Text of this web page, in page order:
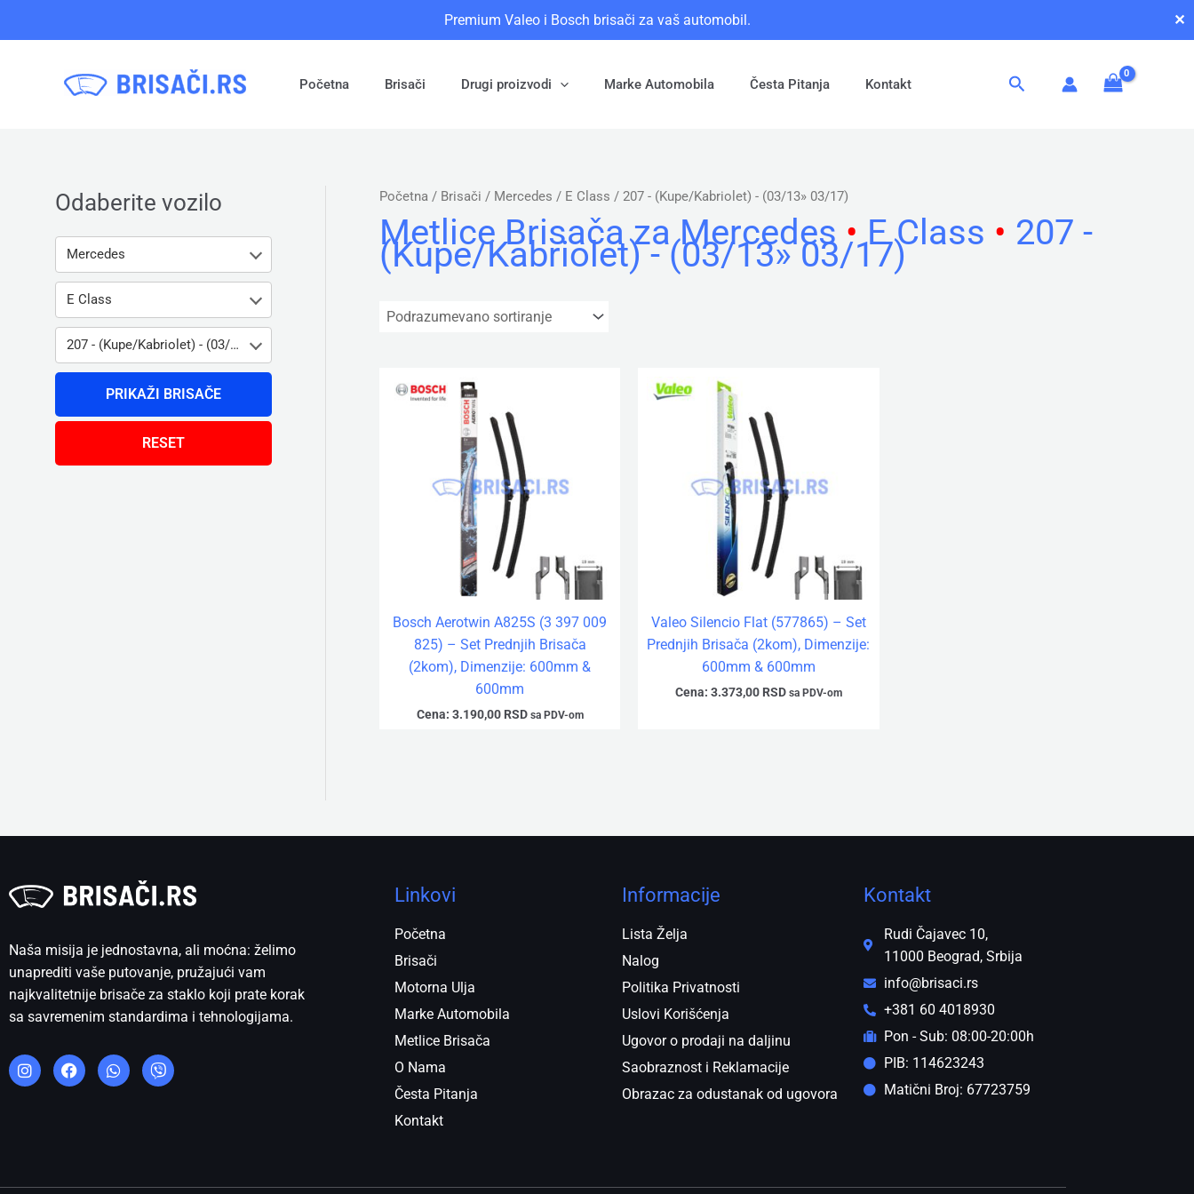
Premium Valeo i Bosch brisači za vaš automobil. ✕
Početna Brisači Drugi proizvodi Marke Automobila Česta Pitanja Kontakt Pretraga
Odaberite vozilo
Mercedes
E Class
207 - (Kupe/Kabriolet) - (03/13» 03/17)
Početna / Brisači / Mercedes / E Class / 207 - (Kupe/Kabriolet) - (03/13» 03/17)
Metlice Brisača zaMercedes •E Class • 207 -
(Kupe/Kabriolet) - (03/13» 03/17)
Bosch Aerotwin A825S (3 397 009
825) – Set Prednjih Brisača
(2kom), Dimenzije: 600mm &
600mm
Cena: 3.190,00 RSD sa PDV-om
Valeo Silencio Flat (577865) – Set
Prednjih Brisača (2kom), Dimenzije:
600mm & 600mm
Cena: 3.373,00 RSD sa PDV-om
Naša misija je jednostavna, ali moćna: želimo
unaprediti vaše putovanje, pružajući vam
najkvalitetnije brisače za staklo koji prate korak
sa savremenim standardima i tehnologijama.
n
s
a
c
h
a
i
b
Linkovi
Početna
Brisači
Motorna Ulja
Marke Automobila
Metlice Brisača
O Nama
Česta Pitanja
Kontakt
Informacije
Lista Želja
Nalog
Politika Privatnosti
Uslovi Korišćenja
Ugovor o prodaji na daljinu
Saobraznost i Reklamacije
Obrazac za odustanak od ugovora
Kontakt
Rudi Čajavec 10,
11000 Beograd, Srbija
info@brisaci.rs
+381 60 4018930
Pon - Sub: 08:00-20:00h
PIB: 114623243
Matični Broj: 67723759